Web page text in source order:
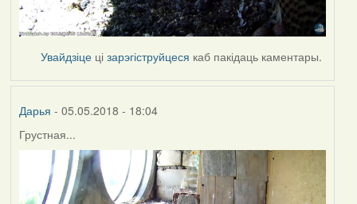
Увайдзіце цізарэгіструйцеся каб пакідаць каментары.
Дарья - 05.05.2018 - 18:04
Грустная...